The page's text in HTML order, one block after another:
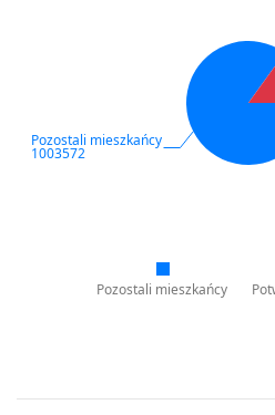
Pozostali mieszkańcy
1003572
Pozostali mieszkańcy